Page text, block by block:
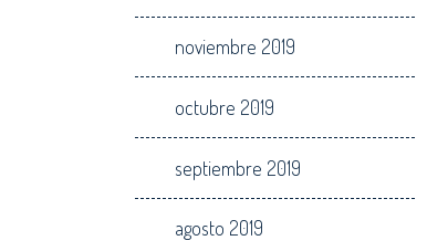
noviembre 2019
octubre 2019
septiembre 2019
agosto 2019